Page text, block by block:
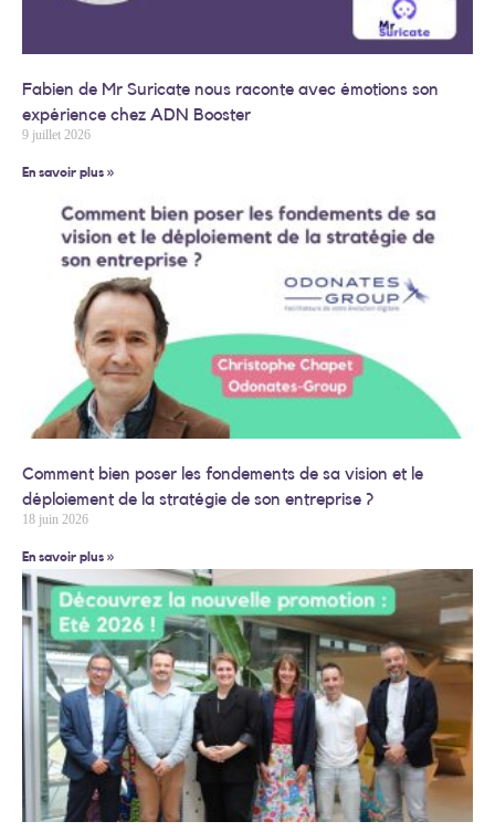
Fabien de Mr Suricate nous raconte avec émotions son
expérience chez ADN Booster
9 juillet 2026
En savoir plus »
Comment bien poser les fondements de sa vision et le
déploiement de la stratégie de son entreprise ?
18 juin 2026
En savoir plus »